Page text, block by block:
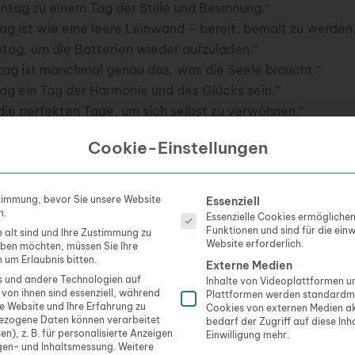
zu einem Tag der Stille und Besinnung.“
ist wie eine leere Leinwand – bereit, bemalt zu
um die Batterien wieder aufzuladen.“
ist manchmal genau das, was die Seele braucht.“
ein Tag der Harmonie und des Glücks sein.“
perfekten Tage, um sich selbst zu verwöhnen.“
kleine Oasen in der Wüste des Alltags.“
eines friedlichen Sonntagmorgens.“
ein Tag der Erholung und des Wiederauflebens sein.“
genutzt kann eine ganze Woche erhellen.“
um sich an den kleinen Dingen des Lebens zu erfreuen.“
Tage, um Dankbarkeit für die kleinen Freuden des
zu einem Tag, an dem du dich selbst feierst.“
ein Tag sein, an dem du dich von der Hektik des
Tag, um die Seele baumeln zu lassen und zu träumen.“
um dich an die Schönheit des Lebens zu erinnern.“
Cookie-Einstellungen
bevor Sie unsere Website
alt sind und Ihre Zustimmung zu
möchten, müssen Sie Ihre
um Erlaubnis bitten.
und andere Technologien auf
ihnen sind essenziell, während
Website und Ihre Erfahrung zu
Daten können verarbeitet
z. B. für personalisierte Anzeigen
und Inhaltsmessung. Weitere
Es folgt eine Liste der
Essenziell
Essenzielle Cookies
Funktionen und sind für die
Website erforderlich.
Externe Medien
Inhalte von Videoplattformen
Plattformen werden
Cookies von externen Medien
bedarf der Zugriff auf diese
Einwilligung mehr.